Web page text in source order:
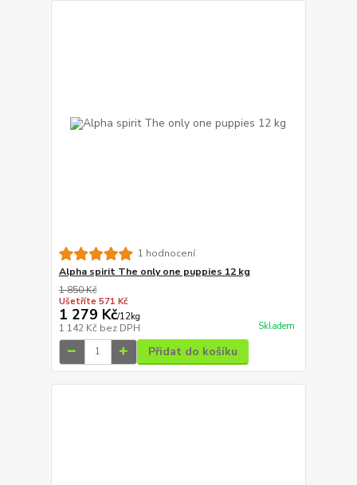
1 hodnocení
Alpha spirit The only one puppies 12 kg
1 850 Kč
Ušetříte 571 Kč
1 279 Kč/12kg
1 142 Kč bez DPH Skladem
Přidat do košíku